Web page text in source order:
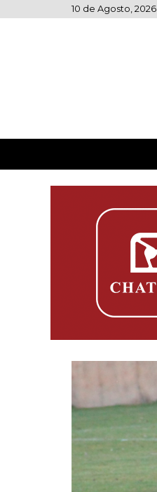
to
10 de Agosto, 2026